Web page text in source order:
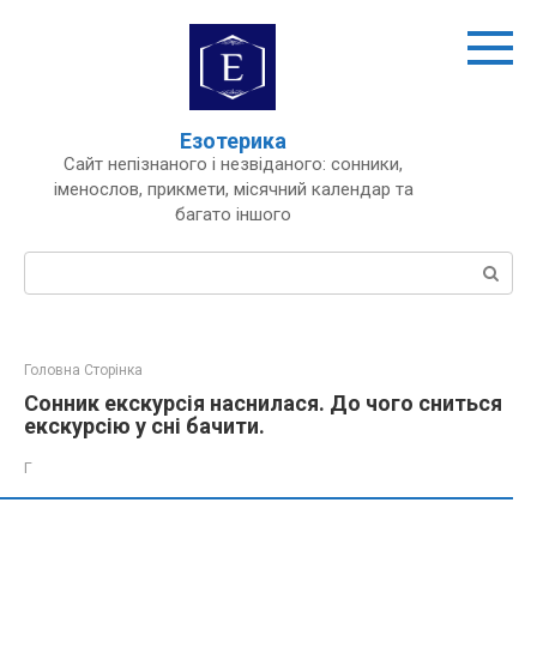
Езотерика
Сайт непізнаного і незвіданого: сонники,
іменослов, прикмети, місячний календар та
багато іншого
Пошук:
Головна Сторінка
Сонник екскурсія наснилася. До чого сниться
екскурсію у сні бачити.
Г